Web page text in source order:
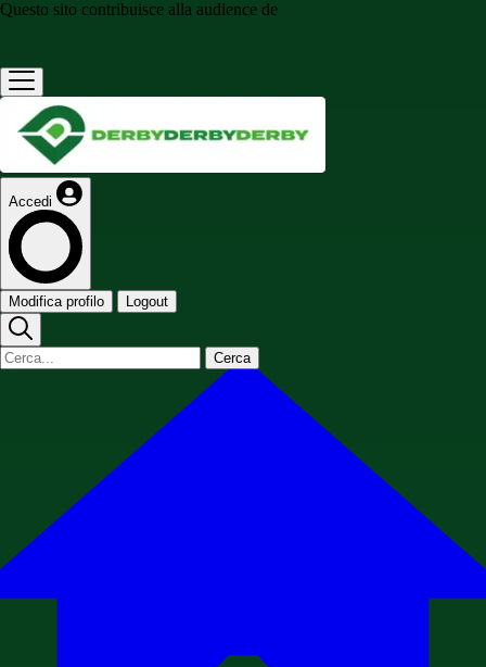
Questo sito contribuisce alla audience de
Accedi
Modifica profilo Logout
Cerca